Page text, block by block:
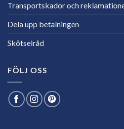
Transportskador och
Dela upp betalningen
Skötselråd
FÖLJ OSS